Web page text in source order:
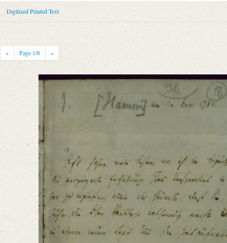
Place of Dispatch: Hannover
Place of Destination: Göttingen
Notations: Empfangsort erschlossen. Satzfehler korrigiert.
Printed Text
Bibliography: Fiebiger, Otto: Briefe an August Wilhelm Schlegel. In:
Incipit: „[1] [Hannover] am 6. Nov. 1788.
Oft schon, mein Bester, war ich im Begriff, meinen Unwillen über die
Manuscript
Provider: Dresden, Sächsische Landesbibliothek - Staats- und
OAI Id: DE-611-38970
Classification Number: Mscr.Dresd.e.90,XIX,Bd.1,Nr.18
Number of Pages: 8 S. auf Doppelbl., hs. m. U.
Format: 23,3 x 18,7 cm
Language
German
Digitized Printed Text
« Page 1/8 »